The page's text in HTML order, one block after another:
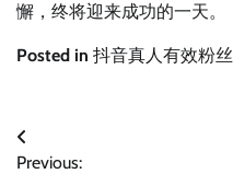
懈，终将迎来成功的一天。
Posted in 抖音真人有效粉丝
文
Previous: